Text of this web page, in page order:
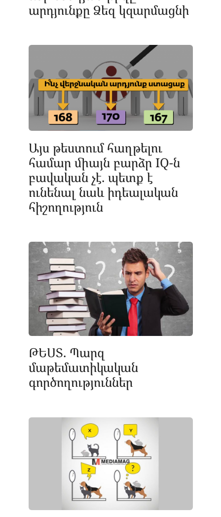
արդյունքը Ձեզ կզարմացնի
Այս թեստում հաղթելու
համար միայն բարձր IQ-ն
բավական չէ. պետք է
ունենալ նաև իդեալական
հիշողություն
ԹԵՍՏ. Պարզ
մաթեմատիկական
գործողություններ